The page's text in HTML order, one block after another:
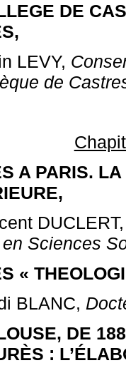
DE
LEVY,
de
A PARIS.
Sciences
«
BLANC,
DE
: